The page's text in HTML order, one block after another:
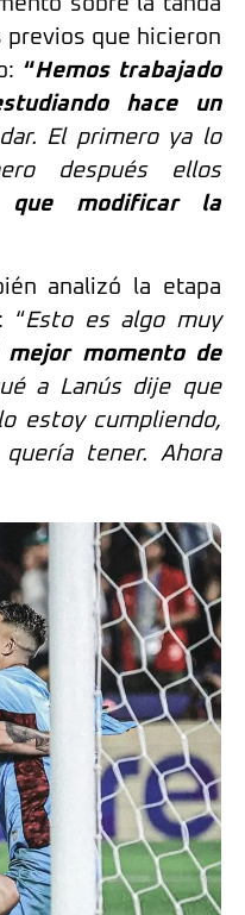
previos que hicieron
“Hemos trabajado
hace un
El primero ya lo
después ellos
que modificar la
analizó la etapa
“Esto es algo muy
momento de
a Lanús dije que
estoy cumpliendo,
tener. Ahora